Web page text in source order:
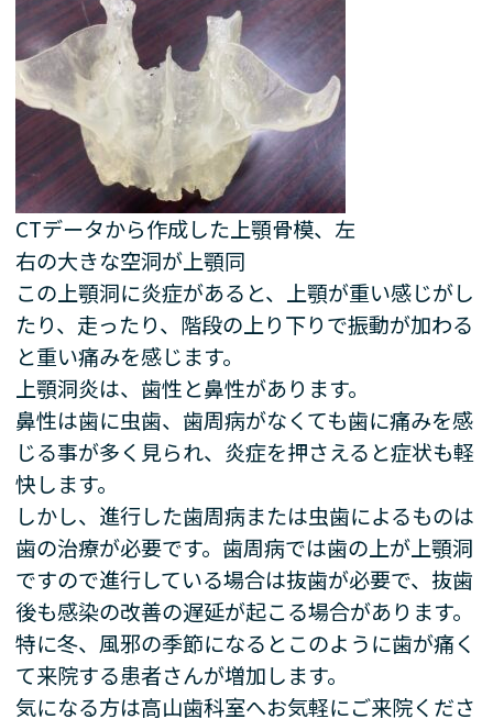
CTデータから作成した上顎骨模、左
右の大きな空洞が上顎同
この上顎洞に炎症があると、上顎が重い感じがし
たり、走ったり、階段の上り下りで振動が加わる
と重い痛みを感じます。
上顎洞炎は、歯性と鼻性があります。
鼻性は歯に虫歯、歯周病がなくても歯に痛みを感
じる事が多く見られ、炎症を押さえると症状も軽
快します。
しかし、進行した歯周病または虫歯によるものは
歯の治療が必要です。歯周病では歯の上が上顎洞
ですので進行している場合は抜歯が必要で、抜歯
後も感染の改善の遅延が起こる場合があります。
特に冬、風邪の季節になるとこのように歯が痛く
て来院する患者さんが増加します。
気になる方は高山歯科室へお気軽にご来院くださ